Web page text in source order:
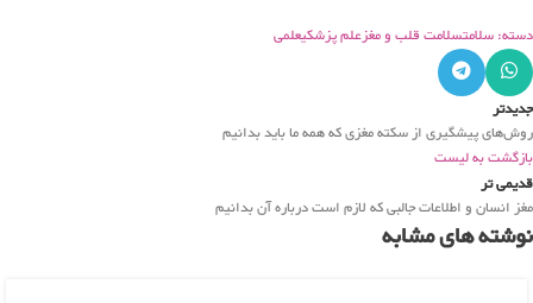
دسته: سلامتسلامت قلب و مغزعلم پزشکیعلمی
جدیدتر
روش‌های پیشگیری از سکته مغزی که همه ما باید بدانیم
بازگشت به لیست
قدیمی تر
مغز انسان و اطلاعات جالبی که لازم است درباره آن بدانیم
نوشته های مشابه